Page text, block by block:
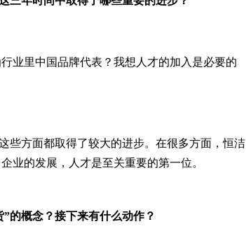
业里中国品牌代表？我想人才的加入是必要的
些方面都取得了较大的进步。在很多方面，恒洁
业的发展，人才是至关重要的第一位。
的概念？接下来有什么动作？